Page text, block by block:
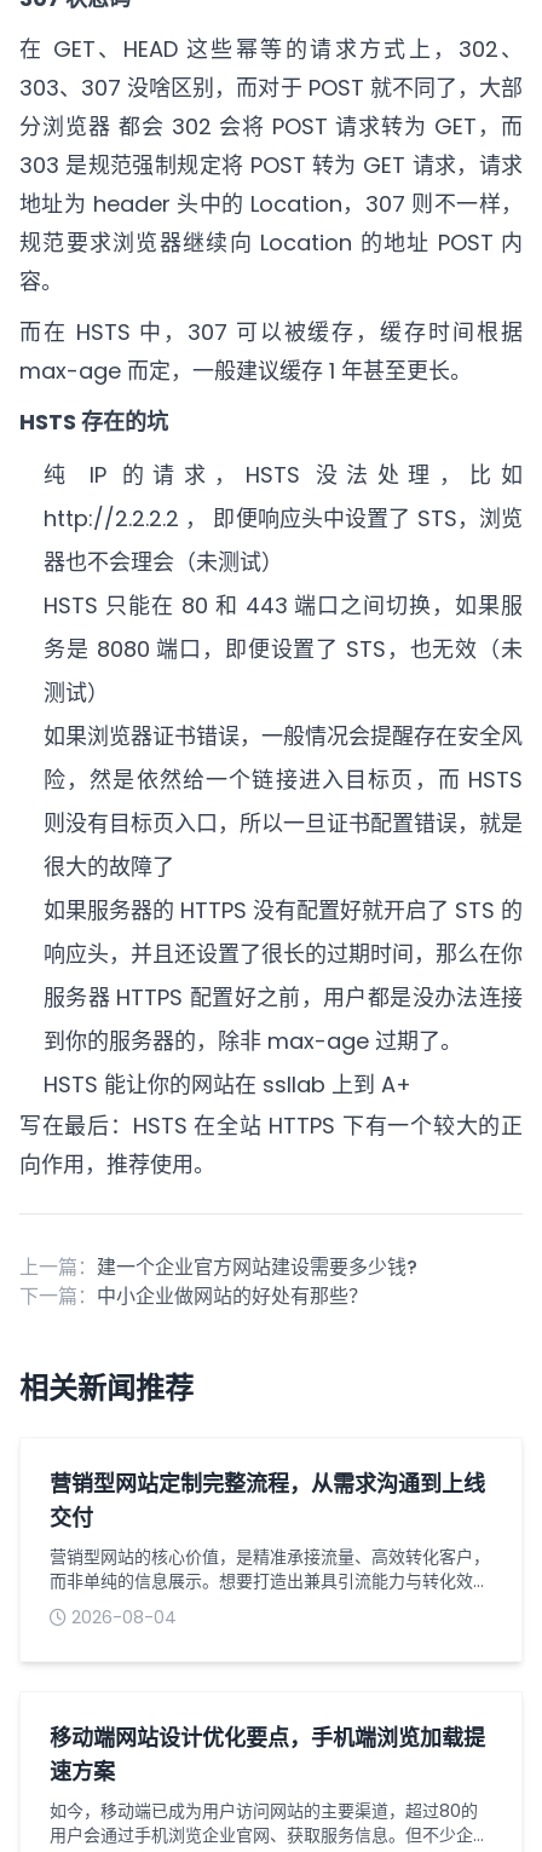
在 GET、HEAD 这些幂等的请求方式上，302、
303、307 没啥区别，而对于 POST 就不同了，大部
分浏览器 都会 302 会将 POST 请求转为 GET，而
303 是规范强制规定将 POST 转为 GET 请求，请求
地址为 header 头中的 Location，307 则不一样，
规范要求浏览器继续向 Location 的地址 POST 内
容。
而在 HSTS 中，307 可以被缓存，缓存时间根据
max-age 而定，一般建议缓存 1 年甚至更长。
HSTS 存在的坑
纯 IP 的请求，HSTS 没法处理，比如
http://2.2.2.2 ， 即便响应头中设置了 STS，浏览
器也不会理会（未测试）
HSTS 只能在 80 和 443 端口之间切换，如果服
务是 8080 端口，即便设置了 STS，也无效（未
测试）
如果浏览器证书错误，一般情况会提醒存在安全风
险，然是依然给一个链接进入目标页，而 HSTS
则没有目标页入口，所以一旦证书配置错误，就是
很大的故障了
如果服务器的 HTTPS 没有配置好就开启了 STS 的
响应头，并且还设置了很长的过期时间，那么在你
服务器 HTTPS 配置好之前，用户都是没办法连接
到你的服务器的，除非 max-age 过期了。
HSTS 能让你的网站在 ssllab 上到 A+
写在最后：HSTS 在全站 HTTPS 下有一个较大的正
向作用，推荐使用。
上一篇： 建一个企业官方网站建设需要多少钱?
下一篇： 中小企业做网站的好处有那些？
相关新闻推荐
营销型网站定制完整流程，从需求沟通到上线
交付
营销型网站的核心价值，是精准承接流量、高效转化客户，
而非单纯的信息展示。想要打造出兼具引流能力与转化效果
的营销型网站，离不开一套标准化、精细化的定制流程。从
前期需求梳理到最终上线交付，每个环节都环环相扣，直接
步，也是最关键的一步，核心是摸清企业的...
2026-08-04
移动端网站设计优化要点，手机端浏览加载提
速方案
如今，移动端已成为用户访问网站的主要渠道，超过80的
用户会通过手机浏览企业官网、获取服务信息。但不少企业